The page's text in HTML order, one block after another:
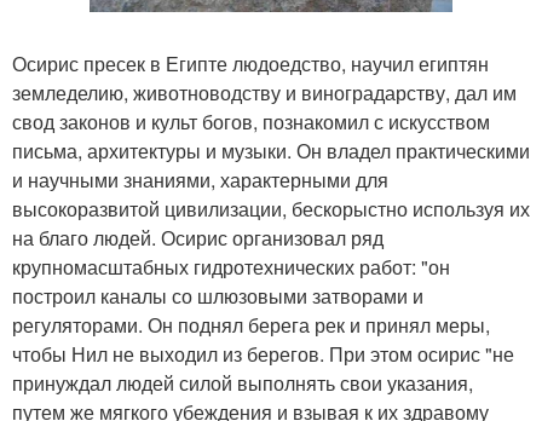
Осирис пресек в Египте людоедство, научил египтян
земледелию, животноводству и виноградарству, дал им
свод законов и культ богов, познакомил с искусством
письма, архитектуры и музыки. Он владел практическими
и научными знаниями, характерными для
высокоразвитой цивилизации, бескорыстно используя их
на благо людей. Осирис организовал ряд
крупномасштабных гидротехнических работ: "он
построил каналы со шлюзовыми затворами и
регуляторами. Он поднял берега рек и принял меры,
чтобы Нил не выходил из берегов. При этом осирис "не
принуждал людей силой выполнять свои указания,
путем же мягкого убеждения и взывая к их здравому